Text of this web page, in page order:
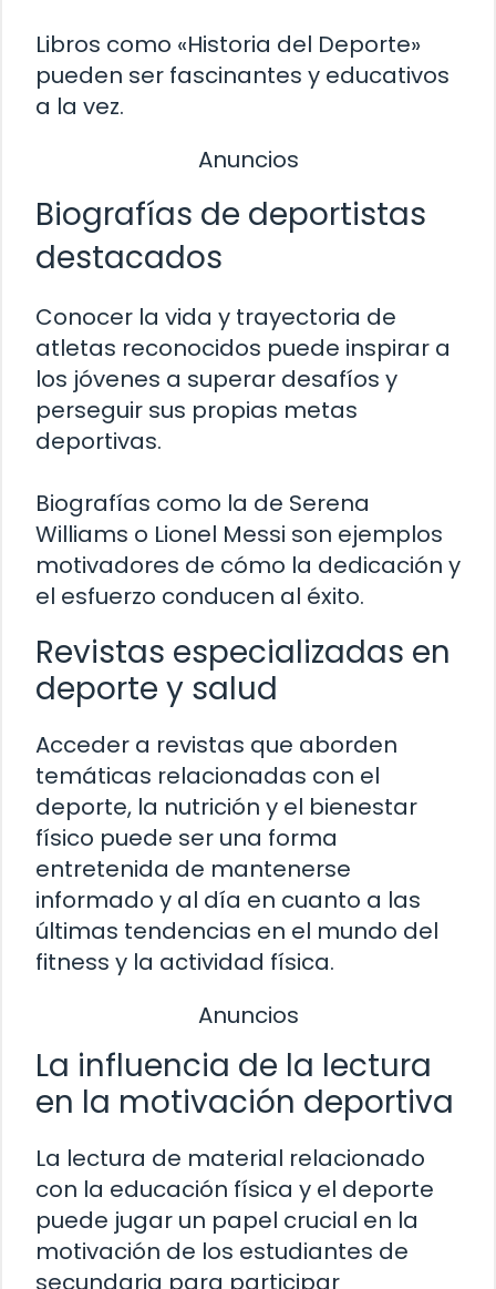
Libros como «Historia del Deporte»
pueden ser fascinantes y educativos
a la vez.
Anuncios
Biografías de deportistas
destacados
Conocer la vida y trayectoria de
atletas reconocidos puede inspirar a
los jóvenes a superar desafíos y
perseguir sus propias metas
deportivas.
Biografías como la de Serena
Williams o Lionel Messi son ejemplos
motivadores de cómo la dedicación y
el esfuerzo conducen al éxito.
Revistas especializadas en
deporte y salud
Acceder a revistas que aborden
temáticas relacionadas con el
deporte, la nutrición y el bienestar
físico puede ser una forma
entretenida de mantenerse
informado y al día en cuanto a las
últimas tendencias en el mundo del
fitness y la actividad física.
Anuncios
La influencia de la lectura
en la motivación deportiva
La lectura de material relacionado
con la educación física y el deporte
puede jugar un papel crucial en la
motivación de los estudiantes de
secundaria para participar